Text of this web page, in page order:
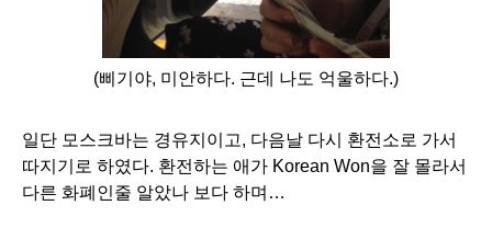
(삐기야, 미안하다. 근데 나도 억울하다.)
일단 모스크바는 경유지이고, 다음날 다시 환전소로 가서
따지기로 하였다. 환전하는 애가 Korean Won을 잘 몰라서
다른 화폐인줄 알았나 보다 하며…